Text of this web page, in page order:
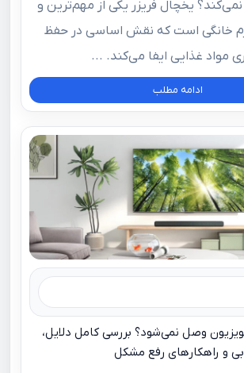
یخچال فریزر یکی از مهم‌ترین و
خانگی است که نقش اساسی در حفظ
مواد غذایی ایفا می‌کند. ...
ادامه مطلب
وصل نمی‌شود؟ بررسی کامل دلایل،
و راهکارهای رفع مشکل